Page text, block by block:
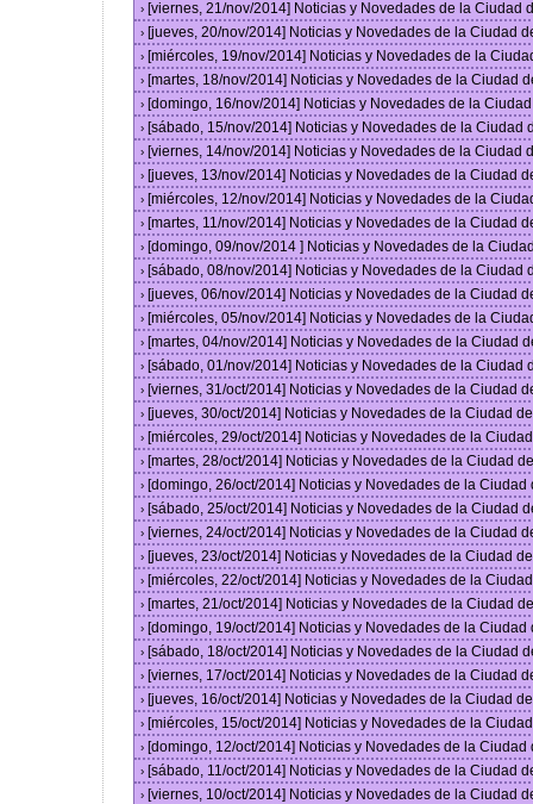
› [viernes, 21/nov/2014] Noticias y Novedades de la Ciudad
› [jueves, 20/nov/2014] Noticias y Novedades de la Ciudad
› [miércoles, 19/nov/2014] Noticias y Novedades de la
› [martes, 18/nov/2014] Noticias y Novedades de la Ciudad
› [domingo, 16/nov/2014] Noticias y Novedades de la
› [sábado, 15/nov/2014] Noticias y Novedades de la Ciudad
› [viernes, 14/nov/2014] Noticias y Novedades de la Ciudad
› [jueves, 13/nov/2014] Noticias y Novedades de la Ciudad
› [miércoles, 12/nov/2014] Noticias y Novedades de la
› [martes, 11/nov/2014] Noticias y Novedades de la Ciudad
› [domingo, 09/nov/2014 ] Noticias y Novedades de la
› [sábado, 08/nov/2014] Noticias y Novedades de la Ciudad
› [jueves, 06/nov/2014] Noticias y Novedades de la Ciudad
› [miércoles, 05/nov/2014] Noticias y Novedades de la
› [martes, 04/nov/2014] Noticias y Novedades de la Ciudad
› [sábado, 01/nov/2014] Noticias y Novedades de la Ciudad
› [viernes, 31/oct/2014] Noticias y Novedades de la Ciudad
› [jueves, 30/oct/2014] Noticias y Novedades de la Ciudad
› [miércoles, 29/oct/2014] Noticias y Novedades de la
› [martes, 28/oct/2014] Noticias y Novedades de la Ciudad
› [domingo, 26/oct/2014] Noticias y Novedades de la
› [sábado, 25/oct/2014] Noticias y Novedades de la Ciudad
› [viernes, 24/oct/2014] Noticias y Novedades de la Ciudad
› [jueves, 23/oct/2014] Noticias y Novedades de la Ciudad
› [miércoles, 22/oct/2014] Noticias y Novedades de la
› [martes, 21/oct/2014] Noticias y Novedades de la Ciudad
› [domingo, 19/oct/2014] Noticias y Novedades de la
› [sábado, 18/oct/2014] Noticias y Novedades de la Ciudad
› [viernes, 17/oct/2014] Noticias y Novedades de la Ciudad
› [jueves, 16/oct/2014] Noticias y Novedades de la Ciudad
› [miércoles, 15/oct/2014] Noticias y Novedades de la
› [domingo, 12/oct/2014] Noticias y Novedades de la
› [sábado, 11/oct/2014] Noticias y Novedades de la Ciudad
› [viernes, 10/oct/2014] Noticias y Novedades de la Ciudad